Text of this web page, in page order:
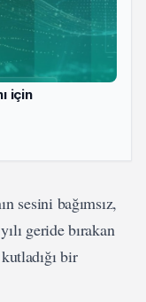
için
sesini bağımsız,
geride bırakan
bir